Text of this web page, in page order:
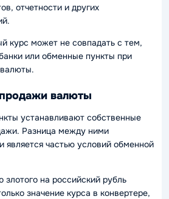
отчетности и других
курс может не совпадать с тем,
или обменные пункты при
валюты
устанавливают собственные
Разница между ними
является частью условий обменной
злотого на российский рубль
значение курса в конвертере,